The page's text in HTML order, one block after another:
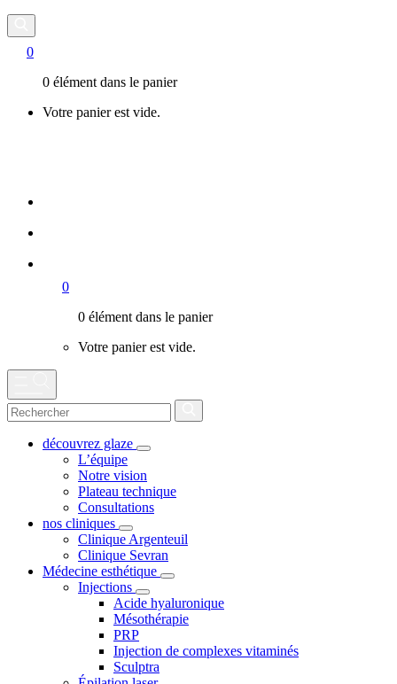
0
0 élément dans le panier
Votre panier est vide.
0
0 élément dans le panier
Votre panier est vide.
découvrez glaze
L’équipe
Notre vision
Plateau technique
Consultations
nos cliniques
Clinique Argenteuil
Clinique Sevran
Médecine esthétique
Injections
Acide hyaluronique
Mésothérapie
PRP
Injection de complexes vitaminés
Sculptra